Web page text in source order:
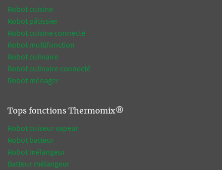
Robot cuisine
Robot pâtissier
Robot cuisine connecté
Robot multifonction
Robot culinaire
Robot culinaire connecté
Robot ménager
Tops fonctions Thermomix®
Robot cuiseur vapeur
Robot batteur
Robot mélangeur
Batteur mélangeur